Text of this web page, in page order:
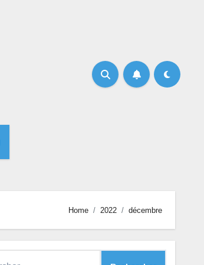
Home 2022 décembre